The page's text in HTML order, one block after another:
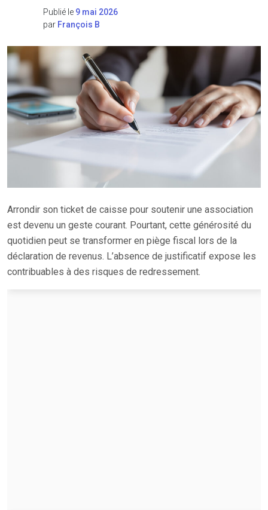
Publié le 9 mai 2026
par François B
Arrondir son ticket de caisse pour soutenir une association
est devenu un geste courant. Pourtant, cette générosité du
quotidien peut se transformer en piège fiscal lors de la
déclaration de revenus. L’absence de justificatif expose les
contribuables à des risques de redressement.